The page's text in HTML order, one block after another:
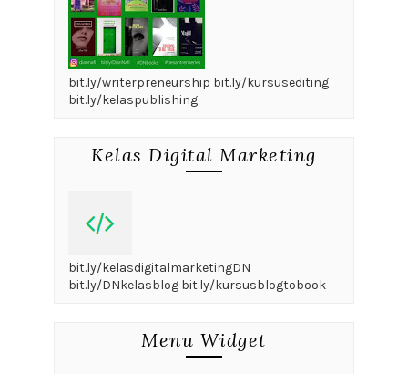
bit.ly/writerpreneurship bit.ly/kursusediting
bit.ly/kelaspublishing
Kelas Digital Marketing
bit.ly/kelasdigitalmarketingDN
bit.ly/DNkelasblog bit.ly/kursusblogtobook
Menu Widget